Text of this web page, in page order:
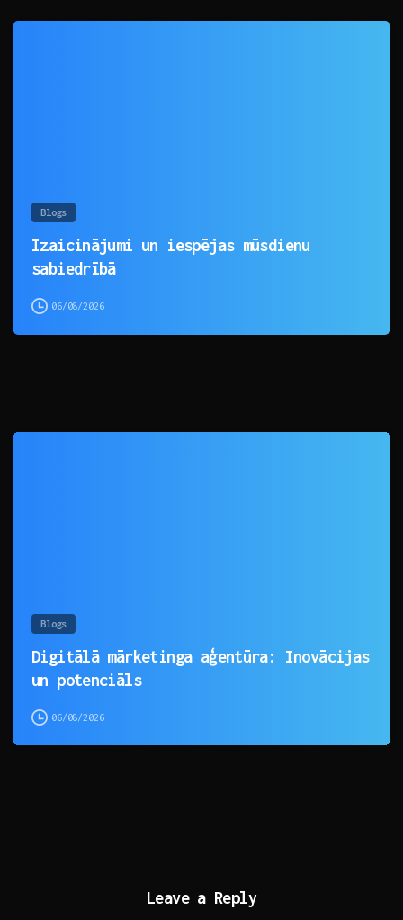
Blogs
Izaicinājumi un iespējas mūsdienu
sabiedrībā
06/08/2026
Blogs
Digitālā mārketinga aģentūra: Inovācijas
un potenciāls
06/08/2026
Leave a Reply